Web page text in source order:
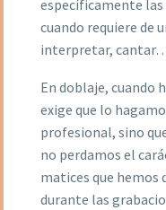
específicamente las
cuando requiere de
interpretar,
En doblaje, cuando
exige que lo
profesional, sino
no perdamos el
matices que hemos
durante las